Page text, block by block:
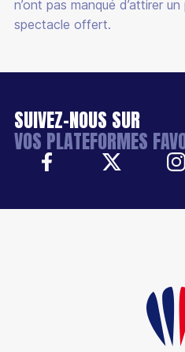
n’ont pas manqué d’attirer
spectacle offert.
SUIVEZ-NOUS SUR
VOS PLATEFORMES